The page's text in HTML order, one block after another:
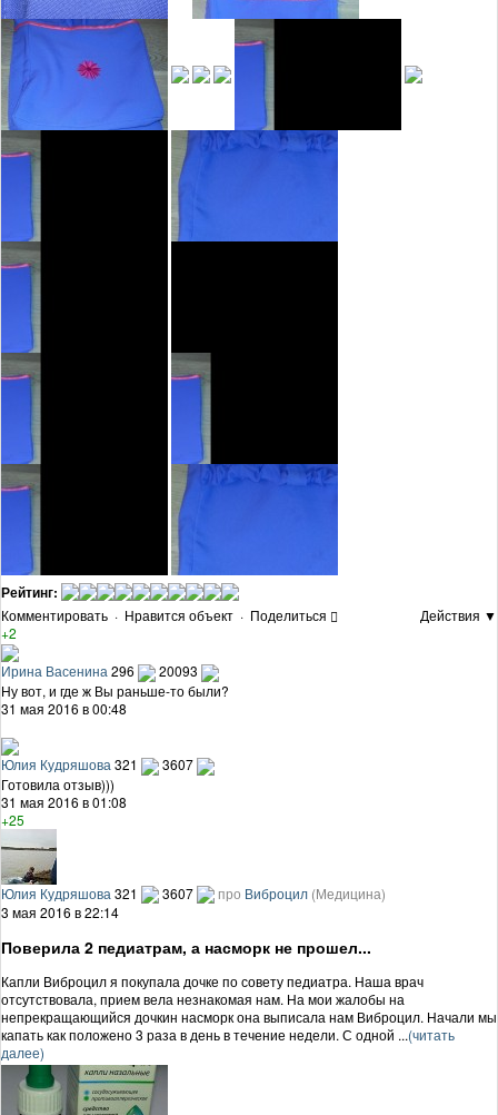
Рейтинг:
Комментировать · Нравится объект · Поделиться
Действия ▼
+2
Ирина Васенина 296
20093
Ну вот, и где ж Вы раньше-то были?
31 мая 2016 в 00:48
Юлия Кудряшова 321
3607
Готовила отзыв)))
31 мая 2016 в 01:08
+25
Юлия Кудряшова 321 3607 про Виброцил (Медицина)
3 мая 2016 в 22:14
Поверила 2 педиатрам, а насморк не прошел...
Капли Виброцил я покупала дочке по совету педиатра. Наша врач
отсутствовала, прием вела незнакомая нам. На мои жалобы на
непрекращающийся дочкин насморк она выписала нам Виброцил. Начали мы
капать как положено 3 раза в день в течение недели. С одной ...(читать
далее)